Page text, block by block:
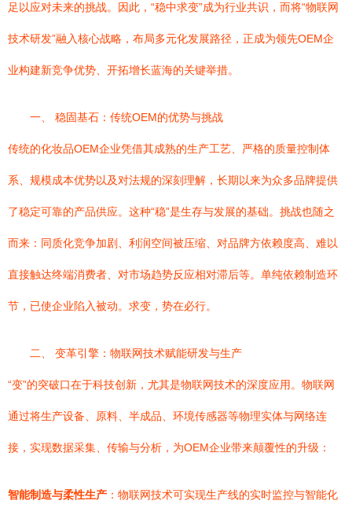
足以应对未来的挑战。因此，“稳中求变”成为行业共识，而将“物联网
技术研发”融入核心战略，布局多元化发展路径，正成为领先OEM企
业构建新竞争优势、开拓增长蓝海的关键举措。
一、 稳固基石：传统OEM的优势与挑战
传统的化妆品OEM企业凭借其成熟的生产工艺、严格的质量控制体
系、规模成本优势以及对法规的深刻理解，长期以来为众多品牌提供
了稳定可靠的产品供应。这种“稳”是生存与发展的基础。挑战也随之
而来：同质化竞争加剧、利润空间被压缩、对品牌方依赖度高、难以
直接触达终端消费者、对市场趋势反应相对滞后等。单纯依赖制造环
节，已使企业陷入被动。求变，势在必行。
二、 变革引擎：物联网技术赋能研发与生产
“变”的突破口在于科技创新，尤其是物联网技术的深度应用。物联网
通过将生产设备、原料、半成品、环境传感器等物理实体与网络连
接，实现数据采集、传输与分析，为OEM企业带来颠覆性的升级：
智能制造与柔性生产 ：物联网技术可实现生产线的实时监控与智能化